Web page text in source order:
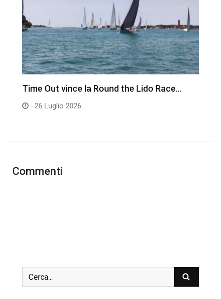
Time Out vince la Round the Lido Race…
26 Luglio 2026
Commenti